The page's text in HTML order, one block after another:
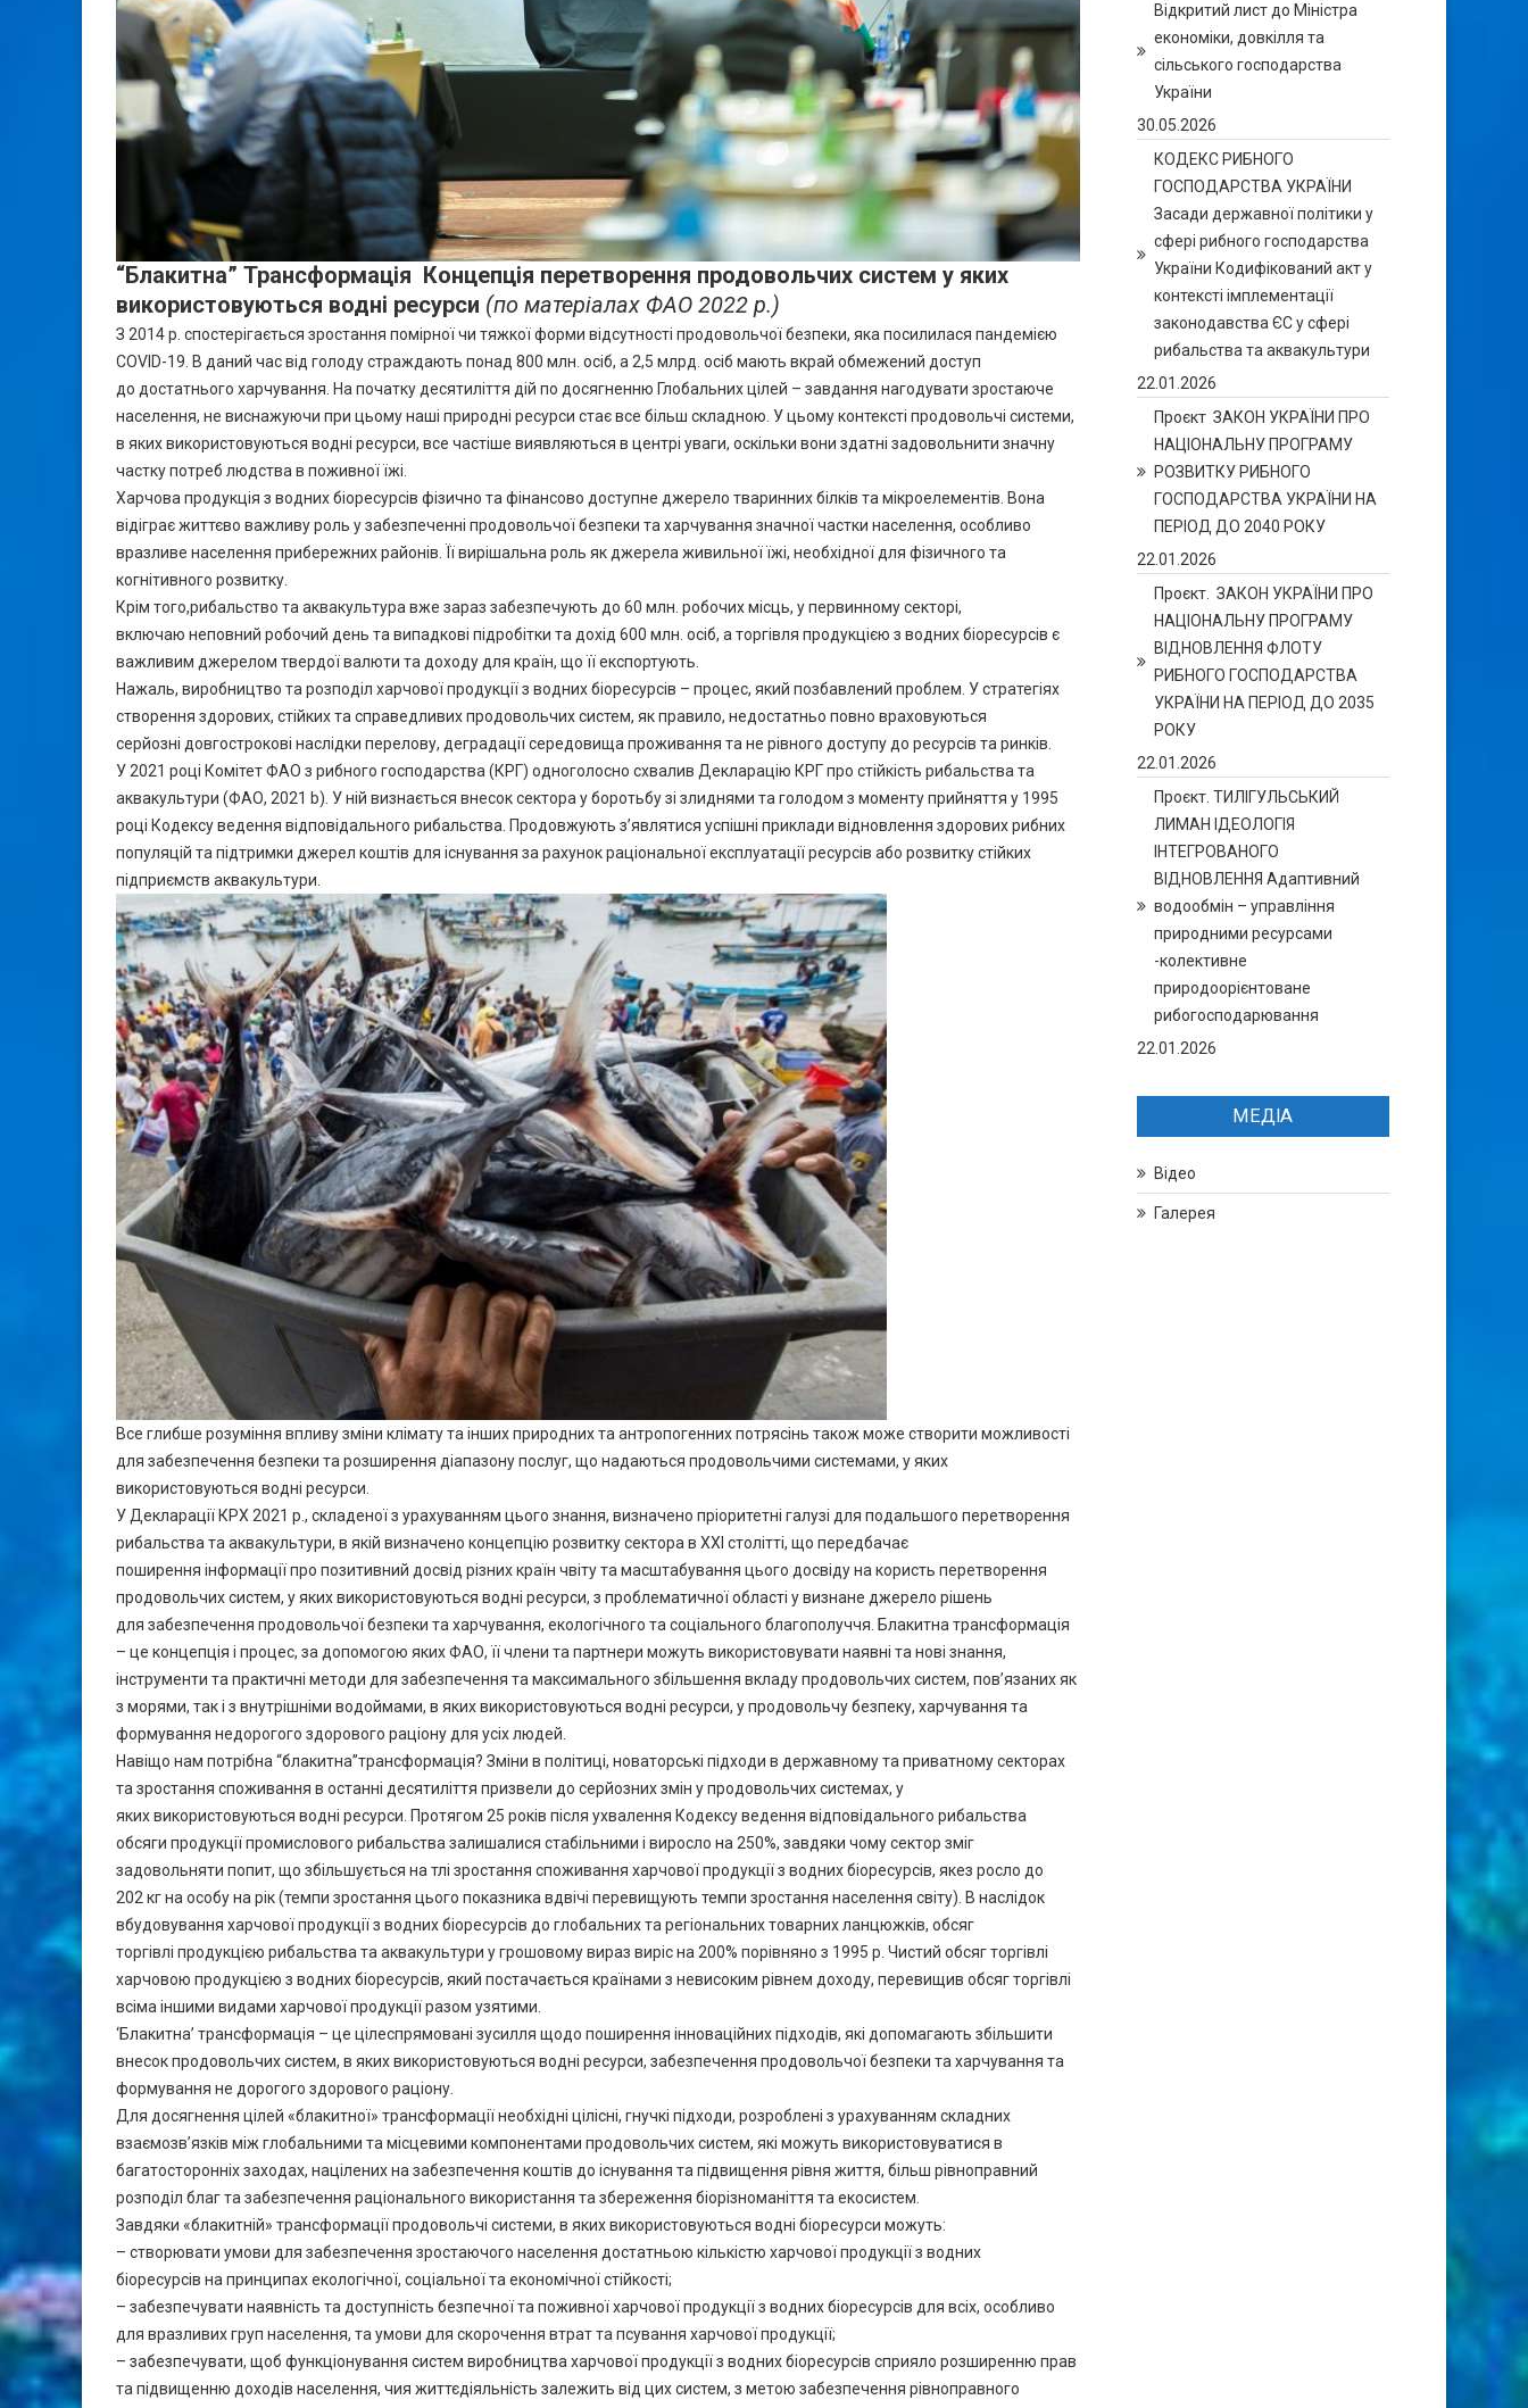
“Блакитна” Трансформація Концепція перетворення продовольчих систем у яких
використовуються водні ресурси (по матеріалах ФАО 2022 р.)
З 2014 р. спостерігається зростання помірної чи тяжкої форми відсутності продовольчої безпеки, яка посилилася пандемією
COVID-19. В даний час від голоду страждають понад 800 млн. осіб, а 2,5 млрд. осіб мають вкрай обмежений доступ
до достатнього харчування. На початку десятиліття дій по досягненню Глобальних цілей – завдання нагодувати зростаюче
населення, не виснажуючи при цьому наші природні ресурси стає все більш складною. У цьому контексті продовольчі системи,
в яких використовуються водні ресурси, все частіше виявляються в центрі уваги, оскільки вони здатні задовольнити значну
частку потреб людства в поживної їжі.
Харчова продукція з водних біоресурсів фізично та фінансово доступне джерело тваринних білків та мікроелементів. Вона
відіграє життєво важливу роль у забезпеченні продовольчої безпеки та харчування значної частки населення, особливо
вразливе населення прибережних районів. Її вирішальна роль як джерела живильної їжі, необхідної для фізичного та
когнітивного розвитку.
Крім того,рибальство та аквакультура вже зараз забезпечують до 60 млн. робочих місць, у первинному секторі,
включаю неповний робочий день та випадкові підробітки та дохід 600 млн. осіб, а торгівля продукцією з водних біоресурсів є
важливим джерелом твердої валюти та доходу для країн, що її експортують.
Нажаль, виробництво та розподіл харчової продукції з водних біоресурсів – процес, який позбавлений проблем. У стратегіях
створення здорових, стійких та справедливих продовольчих систем, як правило, недостатньо повно враховуються
серйозні довгострокові наслідки перелову, деградації середовища проживання та не рівного доступу до ресурсів та ринків.
У 2021 році Комітет ФАО з рибного господарства (КРГ) одноголосно схвалив Декларацію КРГ про стійкість рибальства та
аквакультури (ФАО, 2021 b). У ній визнається внесок сектора у боротьбу зі злиднями та голодом з моменту прийняття у 1995
році Кодексу ведення відповідального рибальства. Продовжують з’являтися успішні приклади відновлення здорових рибних
популяцій та підтримки джерел коштів для існування за рахунок раціональної експлуатації ресурсів або розвитку стійких
підприємств аквакультури.
Все глибше розуміння впливу зміни клімату та інших природних та антропогенних потрясінь також може створити можливості
для забезпечення безпеки та розширення діапазону послуг, що надаються продовольчими системами, у яких
використовуються водні ресурси.
У Декларації КРХ 2021 р., складеної з урахуванням цього знання, визначено пріоритетні галузі для подальшого перетворення
рибальства та аквакультури, в якій визначено концепцію розвитку сектора в XXI столітті, що передбачає
поширення інформації про позитивний досвід різних країн чвіту та масштабування цього досвіду на користь перетворення
продовольчих систем, у яких використовуються водні ресурси, з проблематичної області у визнане джерело рішень
для забезпечення продовольчої безпеки та харчування, екологічного та соціального благополуччя. Блакитна трансформація
– це концепція і процес, за допомогою яких ФАО, її члени та партнери можуть використовувати наявні та нові знання,
інструменти та практичні методи для забезпечення та максимального збільшення вкладу продовольчих систем, пов’язаних як
з морями, так і з внутрішніми водоймами, в яких використовуються водні ресурси, у продовольчу безпеку, харчування та
формування недорогого здорового раціону для усіх людей.
Навіщо нам потрібна “блакитна”трансформація? Зміни в політиці, новаторські підходи в державному та приватному секторах
та зростання споживання в останні десятиліття призвели до серйозних змін у продовольчих системах, у
яких використовуються водні ресурси. Протягом 25 років після ухвалення Кодексу ведення відповідального рибальства
обсяги продукції промислового рибальства залишалися стабільними і виросло на 250%, завдяки чому сектор зміг
задовольняти попит, що збільшується на тлі зростання споживання харчової продукції з водних біоресурсів, якез росло до
202 кг на особу на рік (темпи зростання цього показника вдвічі перевищують темпи зростання населення світу). В наслідок
вбудовування харчової продукції з водних біоресурсів до глобальних та регіональних товарних ланцюжків, обсяг
торгівлі продукцією рибальства та аквакультури у грошовому вираз виріс на 200% порівняно з 1995 р. Чистий обсяг торгівлі
харчовою продукцією з водних біоресурсів, який постачається країнами з невисоким рівнем доходу, перевищив обсяг торгівлі
всіма іншими видами харчової продукції разом узятими.
‘Блакитна’ трансформація – це цілеспрямовані зусилля щодо поширення інноваційних підходів, які допомагають збільшити
внесок продовольчих систем, в яких використовуються водні ресурси, забезпечення продовольчої безпеки та харчування та
формування не дорогого здорового раціону.
Для досягнення цілей «блакитної» трансформації необхідні цілісні, гнучкі підходи, розроблені з урахуванням складних
взаємозв’язків між глобальними та місцевими компонентами продовольчих систем, які можуть використовуватися в
багатосторонніх заходах, націлених на забезпечення коштів до існування та підвищення рівня життя, більш рівноправний
розподіл благ та забезпечення раціонального використання та збереження біорізноманіття та екосистем.
Завдяки «блакитній» трансформації продовольчі системи, в яких використовуються водні біоресурси можуть:
– створювати умови для забезпечення зростаючого населення достатньою кількістю харчової продукції з водних
біоресурсів на принципах екологічної, соціальної та економічної стійкості;
– забезпечувати наявність та доступність безпечної та поживної харчової продукції з водних біоресурсів для всіх, особливо
для вразливих груп населення, та умови для скорочення втрат та псування харчової продукції;
– забезпечувати, щоб функціонування систем виробництва харчової продукції з водних біоресурсів сприяло розширенню прав
та підвищенню доходів населення, чия життєдіяльність залежить від цих систем, з метою забезпечення рівноправного
Відкритий лист до Міністра
економіки, довкілля та
сільського господарства
України
30.05.2026
КОДЕКС РИБНОГО
ГОСПОДАРСТВА УКРАЇНИ
Засади державної політики у
сфері рибного господарства
України Кодифікований акт у
контексті імплементації
законодавства ЄС у сфері
рибальства та аквакультури
22.01.2026
Проєкт ЗАКОН УКРАЇНИ ПРО
НАЦІОНАЛЬНУ ПРОГРАМУ
РОЗВИТКУ РИБНОГО
ГОСПОДАРСТВА УКРАЇНИ НА
ПЕРІОД ДО 2040 РОКУ
22.01.2026
Проєкт. ЗАКОН УКРАЇНИ ПРО
НАЦІОНАЛЬНУ ПРОГРАМУ
ВІДНОВЛЕННЯ ФЛОТУ
РИБНОГО ГОСПОДАРСТВА
УКРАЇНИ НА ПЕРІОД ДО 2035
РОКУ
22.01.2026
Проєкт. ТИЛІГУЛЬСЬКИЙ
ЛИМАН ІДЕОЛОГІЯ
ІНТЕГРОВАНОГО
ВІДНОВЛЕННЯ Адаптивний
водообмін – управління
природними ресурсами
-колективне
природоорієнтоване
рибогосподарювання
22.01.2026
МЕДІА
Відео
Галерея